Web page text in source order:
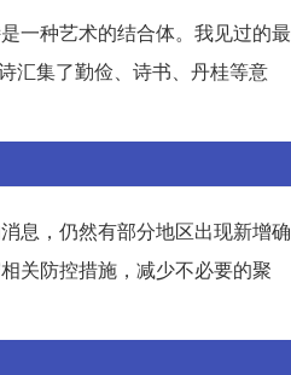
一种艺术的结合体。我见过的最
汇集了勤俭、诗书、丹桂等意
息，仍然有部分地区出现新增确
关防控措施，减少不必要的聚